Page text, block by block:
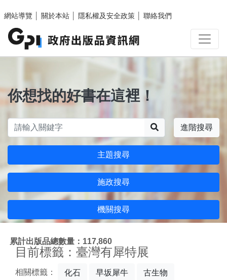
網站導覽
關於本站 隱私權及安全政策 聯絡我們
你想找的好書在這裡！
進階搜尋
主題搜尋
施政搜尋
機關搜尋
累計出版品總數量：117,860
目前標籤：臺灣有犀特展
相關標籤： 化石 早坂犀牛 古生物